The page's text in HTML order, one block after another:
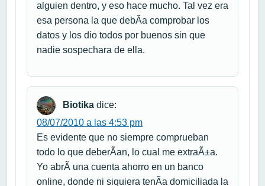
alguien dentro, y eso hace mucho. Tal vez era
esa persona la que debÃ­a comprobar los
datos y los dio todos por buenos sin que
nadie sospechara de ella.
Biotika dice:
08/07/2010 a las 4:53 pm
Es evidente que no siempre comprueban
todo lo que deberÃ­an, lo cual me extraÃ±a.
Yo abrÃ­ una cuenta ahorro en un banco
online, donde ni siquiera tenÃ­a domiciliada la